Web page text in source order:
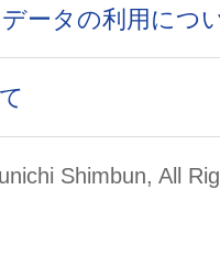
ータの利用につ
Shimbun, All